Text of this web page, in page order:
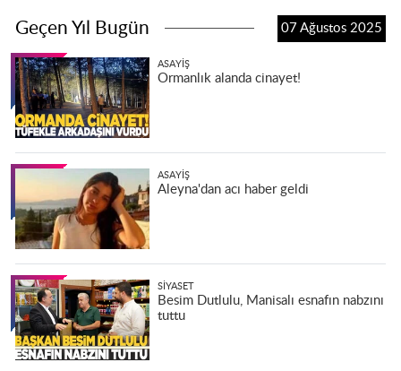
Geçen Yıl Bugün 07 Ağustos 2025
ASAYIŞ
Ormanlık alanda cinayet!
ASAYIŞ
Aleyna'dan acı haber geldi
SIYASET
Besim Dutlulu, Manisalı esnafın nabzını
tuttu